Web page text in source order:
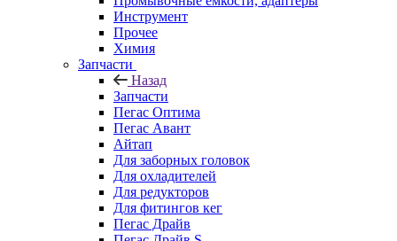
Инструмент
Прочее
Химия
Запчасти
Назад
Запчасти
Пегас Оптима
Пегас Авант
Айтап
Для заборных головок
Для охладителей
Для редукторов
Для фитингов кег
Пегас Драйв